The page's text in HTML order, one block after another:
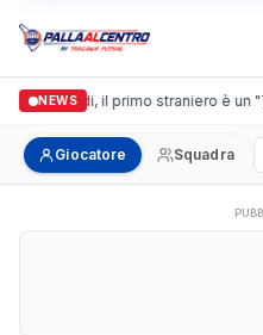
NEWS
Casalguidi, il primo straniero è un
Giocatore Squadra